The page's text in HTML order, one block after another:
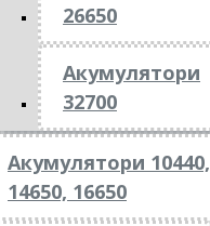
26650
Акумулятори
32700
Акумулятори 10440,
14650, 16650